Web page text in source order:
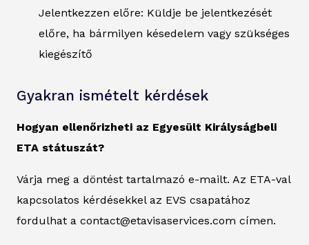
Jelentkezzen előre: Küldje be jelentkezését
előre, ha bármilyen késedelem vagy szükséges
kiegészítő
Gyakran ismételt kérdések
Hogyan ellenőrizheti az Egyesült Királyságbeli
ETA státuszát?
Várja meg a döntést tartalmazó e-mailt. Az ETA-val
kapcsolatos kérdésekkel az EVS csapatához
fordulhat a contact@etavisaservices.com címen.